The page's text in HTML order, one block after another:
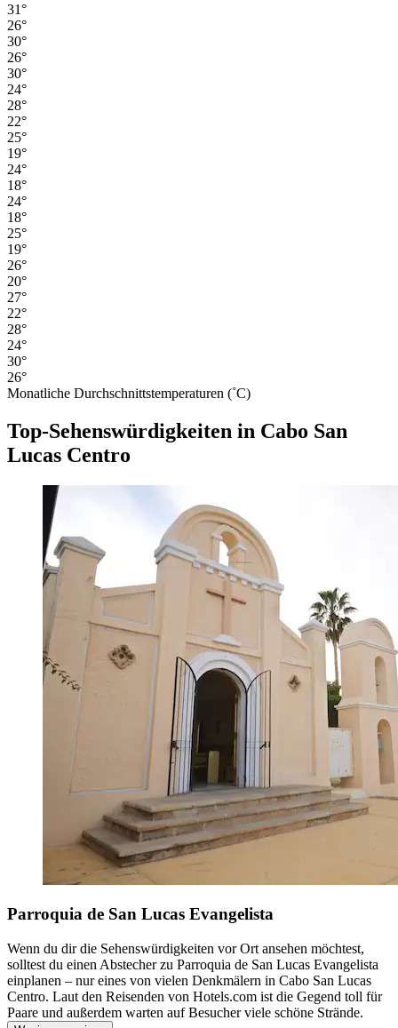
31°
26°
30°
26°
30°
24°
28°
22°
25°
19°
24°
18°
24°
18°
25°
19°
26°
20°
27°
22°
28°
24°
30°
26°
Monatliche Durchschnittstemperaturen (˚C)
Top-Sehenswürdigkeiten in Cabo San
Lucas Centro
Parroquia de San Lucas Evangelista
Wenn du dir die Sehenswürdigkeiten vor Ort ansehen möchtest,
solltest du einen Abstecher zu Parroquia de San Lucas Evangelista
einplanen – nur eines von vielen Denkmälern in Cabo San Lucas
Centro. Laut den Reisenden von Hotels.com ist die Gegend toll für
Paare und außerdem warten auf Besucher viele schöne Strände.